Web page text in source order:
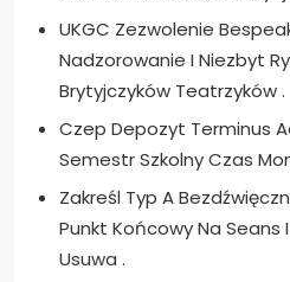
UKGC Zezwolenie
Nadzorowanie I Niezbyt
Brytyjczyków Teatrzyków .
Czep Depozyt Terminus
Semestr Szkolny Czas
Zakreśl Typ A
Punkt Końcowy Na Seans
Usuwa .